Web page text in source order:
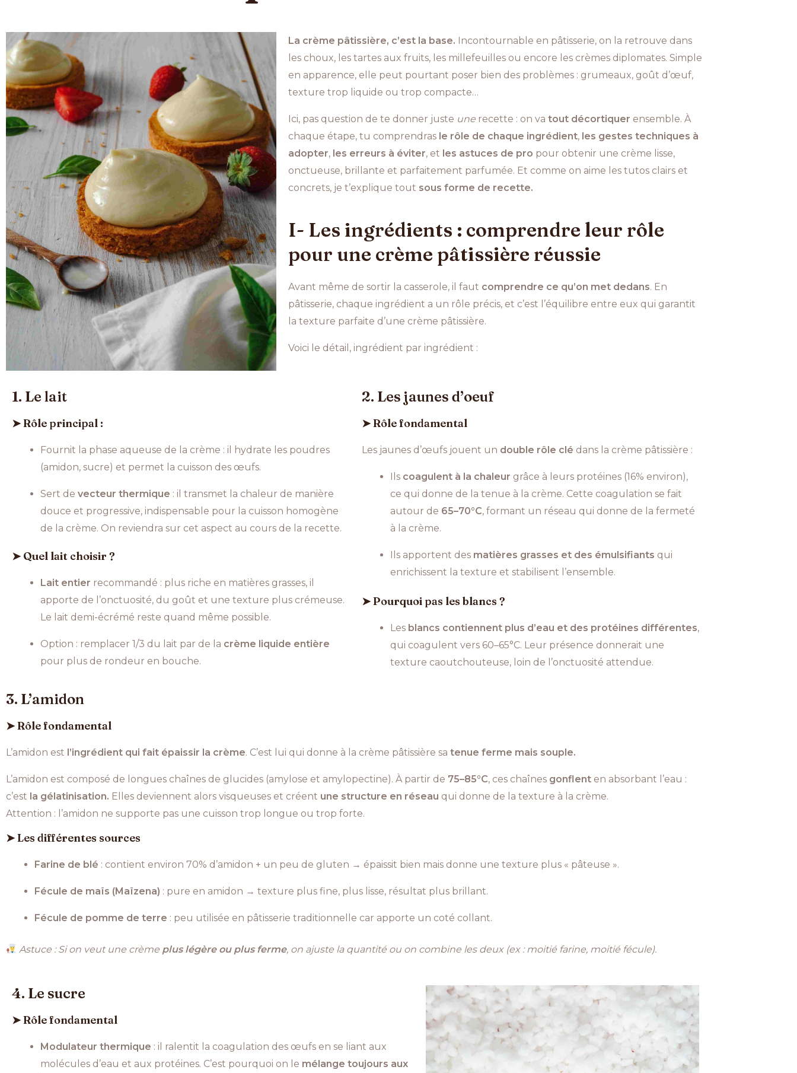
La crème pâtissière, c’est la base. Incontournable en pâtisserie, on la retrouve dans
les choux, les tartes aux fruits, les millefeuilles ou encore les crèmes diplomates. Simple
en apparence, elle peut pourtant poser bien des problèmes : grumeaux, goût d’œuf,
texture trop liquide ou trop compacte…
Ici, pas question de te donner juste une recette : on vatout décortiquer ensemble. À
chaque étape, tu comprendras le rôle de chaque ingrédient, les gestes techniques à
adopter, les erreurs à éviter, et les astuces de pro pour obtenir une crème lisse,
onctueuse, brillante et parfaitement parfumée. Et comme on aime les tutos clairs et
concrets, je t’explique tout sous forme de recette.
I- Les ingrédients : comprendre leur rôle
pour une crème pâtissière réussie
Avant même de sortir la casserole, il faut comprendre ce qu’on met dedans. En
pâtisserie, chaque ingrédient a un rôle précis, et c’est l’équilibre entre eux qui garantit
la texture parfaite d’une crème pâtissière.
Voici le détail, ingrédient par ingrédient :
1. Le lait
➤ Rôle principal :
Fournit la phase aqueuse de la crème : il hydrate les poudres
(amidon, sucre) et permet la cuisson des œufs.
Sert de vecteur thermique : il transmet la chaleur de manière
douce et progressive, indispensable pour la cuisson homogène
de la crème. On reviendra sur cet aspect au cours de la recette.
➤ Quel lait choisir ?
Lait entier recommandé : plus riche en matières grasses, il
apporte de l’onctuosité, du goût et une texture plus crémeuse.
Le lait demi-écrémé reste quand même possible.
Option : remplacer 1/3 du lait par de la crème liquide entière
pour plus de rondeur en bouche.
2. Les jaunes d’oeuf
➤ Rôle fondamental
Les jaunes d’œufs jouent un double rôle clé dans la crème pâtissière :
Ils coagulent à la chaleur grâce à leurs protéines (16% environ),
ce qui donne de la tenue à la crème. Cette coagulation se fait
autour de 65–70°C, formant un réseau qui donne de la fermeté
à la crème.
Ils apportent des matières grasses et des émulsifiants qui
enrichissent la texture et stabilisent l’ensemble.
➤ Pourquoi pas les blancs ?
Les blancs contiennent plus d’eau et des protéines différentes,
qui coagulent vers 60–65°C. Leur présence donnerait une
texture caoutchouteuse, loin de l’onctuosité attendue.
3. L’amidon
➤ Rôle fondamental
L’amidon est l’ingrédient qui fait épaissir la crème. C’est lui qui donne à la crème pâtissière sa tenue ferme mais souple.
L’amidon est composé de longues chaînes de glucides (amylose et amylopectine). À partir de 75–85°C, ces chaînes gonflent en absorbant l’eau :
c’est la gélatinisation. Elles deviennent alors visqueuses et créent une structure en réseau qui donne de la texture à la crème.
Attention : l’amidon ne supporte pas une cuisson trop longue ou trop forte.
➤ Les différentes sources
Farine de blé : contient environ 70% d’amidon + un peu de gluten → épaissit bien mais donne une texture plus « pâteuse ».
Fécule de maïs (Maïzena) : pure en amidon → texture plus fine, plus lisse, résultat plus brillant.
Fécule de pomme de terre : peu utilisée en pâtisserie traditionnelle car apporte un coté collant.
Astuce : Si on veut une crème plus légère ou plus ferme, on ajuste la quantité ou on combine les deux (ex : moitié farine, moitié fécule).
4. Le sucre
➤ Rôle fondamental
Modulateur thermique : il ralentit la coagulation des œufs en se liant aux
molécules d’eau et aux protéines. C’est pourquoi on le mélange toujours aux